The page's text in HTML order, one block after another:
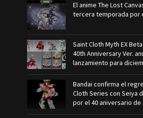
El anime The Lost
tercera temporada por
Saint Cloth Myth EX
40th Anniversary Ver.
lanzamiento para
Bandai confirma el
Cloth Series con Seiya
por el 40 aniversario de